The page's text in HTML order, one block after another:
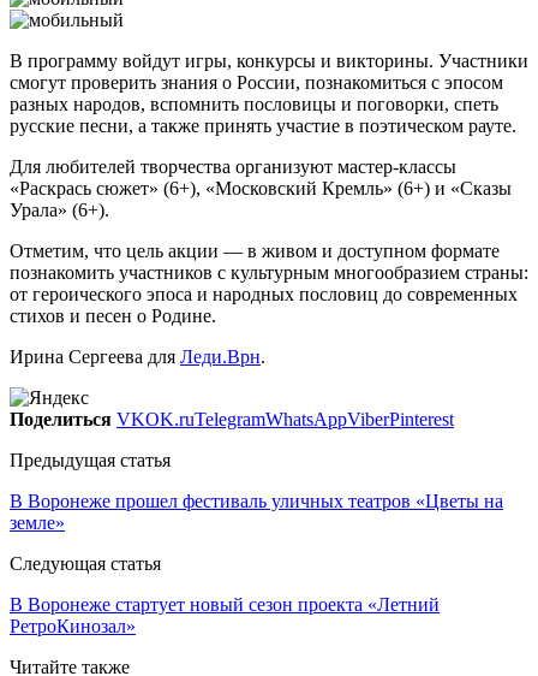
В программу войдут игры, конкурсы и викторины. Участники
смогут проверить знания о России, познакомиться с эпосом
разных народов, вспомнить пословицы и поговорки, спеть
русские песни, а также принять участие в поэтическом рауте.
Для любителей творчества организуют мастер-классы
«Раскрась сюжет» (6+), «Московский Кремль» (6+) и «Сказы
Урала» (6+).
Отметим, что цель акции — в живом и доступном формате
познакомить участников с культурным многообразием страны:
от героического эпоса и народных пословиц до современных
стихов и песен о Родине.
Ирина Сергеева для Леди.Врн.
Поделиться VKOK.ruTelegramWhatsAppViberPinterest
Предыдущая статья
В Воронеже прошел фестиваль уличных театров «Цветы на
земле»
Следующая статья
В Воронеже стартует новый сезон проекта «Летний
РетроКинозал»
Читайте также